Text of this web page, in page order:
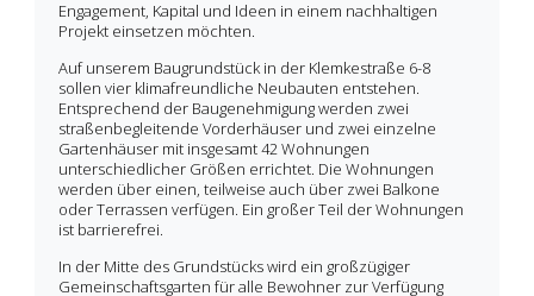
Engagement, Kapital und Ideen in einem nachhaltigen
Projekt einsetzen möchten.
Auf unserem Baugrundstück in der Klemkestraße 6-8
sollen vier klimafreundliche Neubauten entstehen.
Entsprechend der Baugenehmigung werden zwei
straßenbegleitende Vorderhäuser und zwei einzelne
Gartenhäuser mit insgesamt 42 Wohnungen
unterschiedlicher Größen errichtet. Die Wohnungen
werden über einen, teilweise auch über zwei Balkone
oder Terrassen verfügen. Ein großer Teil der Wohnungen
ist barrierefrei.
In der Mitte des Grundstücks wird ein großzügiger
Gemeinschaftsgarten für alle Bewohner zur Verfügung